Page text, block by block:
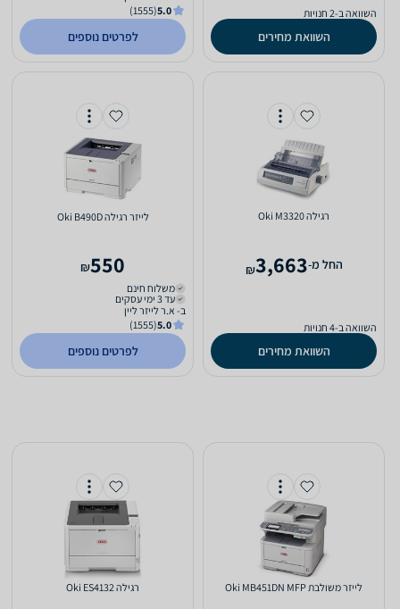
השוואה ב-2 חנויות
השוואת מחירים
5.0
(1555)
לפרטים נוספים
‏רגילה Oki M3320
‫החל מ-3,663
₪
השוואה ב-4 חנויות
השוואת מחירים
‏לייזר ‏רגילה Oki B490D
550
₪
משלוח חינם
עד 3 ימי עסקים
ב- א.ר לייזר ליין
5.0
(1555)
לפרטים נוספים
‏לייזר ‏משולבת Oki MB451DN MFP ‏רגילה Oki ES4132